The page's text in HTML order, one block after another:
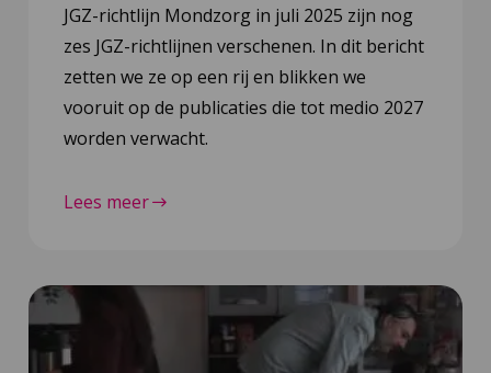
JGZ-richtlijn Mondzorg in juli 2025 zijn nog
zes JGZ-richtlijnen verschenen. In dit bericht
zetten we ze op een rij en blikken we
vooruit op de publicaties die tot medio 2027
worden verwacht.
Lees meer